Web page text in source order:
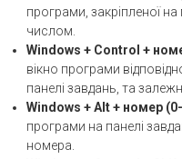
програми, закріпленої на
числом.
Windows + Control +
вікно програми
панелі завдань, та
Windows + Alt + номер
програми на панелі
номера.